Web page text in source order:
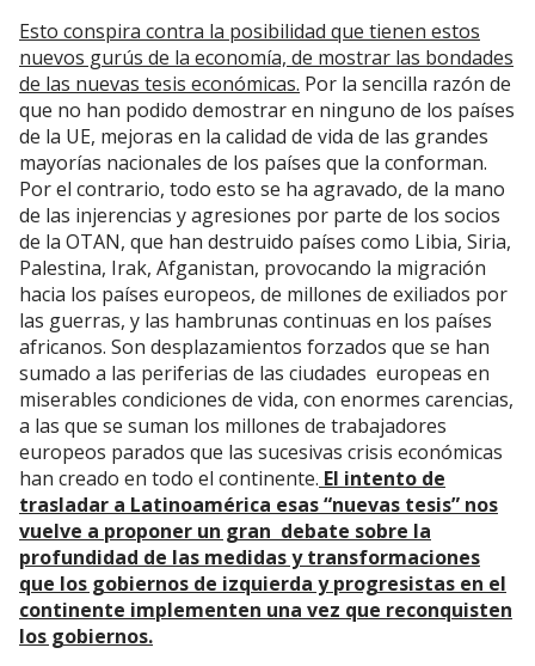
Esto conspira contra la posibilidad que tienen estos
nuevos gurús de la economía, de mostrar las bondades
de las nuevas tesis económicas. Por la sencilla razón de
que no han podido demostrar en ninguno de los países
de la UE, mejoras en la calidad de vida de las grandes
mayorías nacionales de los países que la conforman.
Por el contrario, todo esto se ha agravado, de la mano
de las injerencias y agresiones por parte de los socios
de la OTAN, que han destruido países como Libia, Siria,
Palestina, Irak, Afganistan, provocando la migración
hacia los países europeos, de millones de exiliados por
las guerras, y las hambrunas continuas en los países
africanos. Son desplazamientos forzados que se han
sumado a las periferias de las ciudades europeas en
miserables condiciones de vida, con enormes carencias,
a las que se suman los millones de trabajadores
europeos parados que las sucesivas crisis económicas
han creado en todo el continente. El intento de
trasladar a Latinoamérica esas “nuevas tesis” nos
vuelve a proponer un gran debate sobre la
profundidad de las medidas y transformaciones
que los gobiernos de izquierda y progresistas en el
continente implementen una vez que reconquisten
los gobiernos.